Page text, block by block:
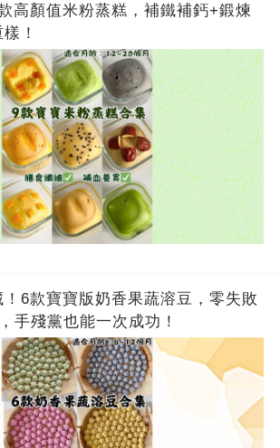
高顏值米粉蒸糕，補鐵補鈣+鍛煉
！
6款寶寶版奶香果蔬溶豆，零失敗
手殘黨也能一次成功！